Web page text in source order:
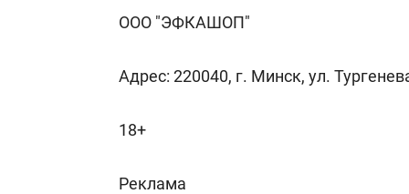
ООО "ЭФКАШОП"
Адрес: 220040, г. Минск, ул.
18+
Реклама